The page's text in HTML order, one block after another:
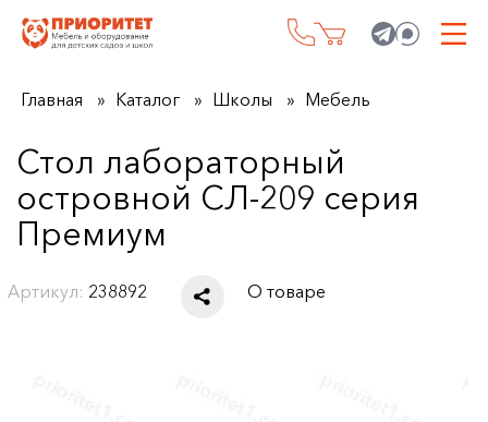
Главная Каталог Школы Мебель
Стол лабораторный
островной СЛ-209 серия
Премиум
Артикул: 238892 О товаре